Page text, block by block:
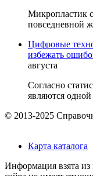
Микропластик
повседневной
Цифровые
избежать
августа
Согласно
являются
© 2013-2025
Карта каталога
Информация взята